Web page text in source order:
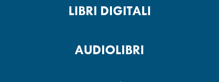
LIBRI DIGITALI
AUDIOLIBRI